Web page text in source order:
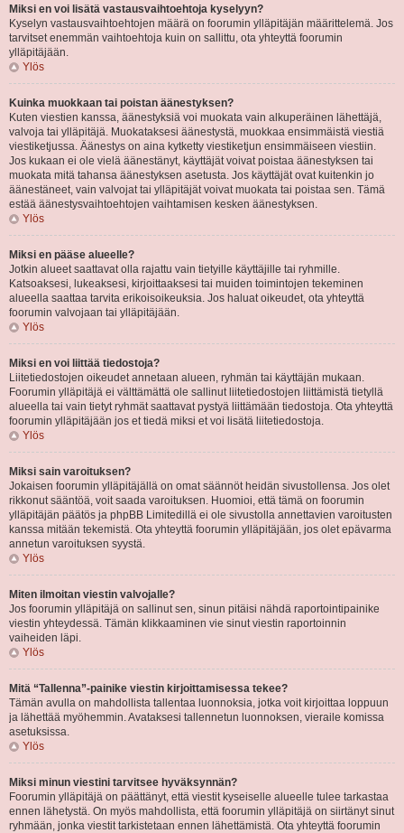
Miksi en voi lisätä vastausvaihtoehtoja kyselyyn?
Kyselyn vastausvaihtoehtojen määrä on foorumin ylläpitäjän määrittelemä. Jos
tarvitset enemmän vaihtoehtoja kuin on sallittu, ota yhteyttä foorumin
ylläpitäjään.
Ylös
Kuinka muokkaan tai poistan äänestyksen?
Kuten viestien kanssa, äänestyksiä voi muokata vain alkuperäinen lähettäjä,
valvoja tai ylläpitäjä. Muokataksesi äänestystä, muokkaa ensimmäistä viestiä
viestiketjussa. Äänestys on aina kytketty viestiketjun ensimmäiseen viestiin.
Jos kukaan ei ole vielä äänestänyt, käyttäjät voivat poistaa äänestyksen tai
muokata mitä tahansa äänestyksen asetusta. Jos käyttäjät ovat kuitenkin jo
äänestäneet, vain valvojat tai ylläpitäjät voivat muokata tai poistaa sen. Tämä
estää äänestysvaihtoehtojen vaihtamisen kesken äänestyksen.
Ylös
Miksi en pääse alueelle?
Jotkin alueet saattavat olla rajattu vain tietyille käyttäjille tai ryhmille.
Katsoaksesi, lukeaksesi, kirjoittaaksesi tai muiden toimintojen tekeminen
alueella saattaa tarvita erikoisoikeuksia. Jos haluat oikeudet, ota yhteyttä
foorumin valvojaan tai ylläpitäjään.
Ylös
Miksi en voi liittää tiedostoja?
Liitetiedostojen oikeudet annetaan alueen, ryhmän tai käyttäjän mukaan.
Foorumin ylläpitäjä ei välttämättä ole sallinut liitetiedostojen liittämistä tietyllä
alueella tai vain tietyt ryhmät saattavat pystyä liittämään tiedostoja. Ota yhteyttä
foorumin ylläpitäjään jos et tiedä miksi et voi lisätä liitetiedostoja.
Ylös
Miksi sain varoituksen?
Jokaisen foorumin ylläpitäjällä on omat säännöt heidän sivustollensa. Jos olet
rikkonut sääntöä, voit saada varoituksen. Huomioi, että tämä on foorumin
ylläpitäjän päätös ja phpBB Limitedillä ei ole sivustolla annettavien varoitusten
kanssa mitään tekemistä. Ota yhteyttä foorumin ylläpitäjään, jos olet epävarma
annetun varoituksen syystä.
Ylös
Miten ilmoitan viestin valvojalle?
Jos foorumin ylläpitäjä on sallinut sen, sinun pitäisi nähdä raportointipainike
viestin yhteydessä. Tämän klikkaaminen vie sinut viestin raportoinnin
vaiheiden läpi.
Ylös
Mitä “Tallenna”-painike viestin kirjoittamisessa tekee?
Tämän avulla on mahdollista tallentaa luonnoksia, jotka voit kirjoittaa loppuun
ja lähettää myöhemmin. Avataksesi tallennetun luonnoksen, vieraile komissa
asetuksissa.
Ylös
Miksi minun viestini tarvitsee hyväksynnän?
Foorumin ylläpitäjä on päättänyt, että viestit kyseiselle alueelle tulee tarkastaa
ennen lähetystä. On myös mahdollista, että foorumin ylläpitäjä on siirtänyt sinut
ryhmään, jonka viestit tarkistetaan ennen lähettämistä. Ota yhteyttä foorumin